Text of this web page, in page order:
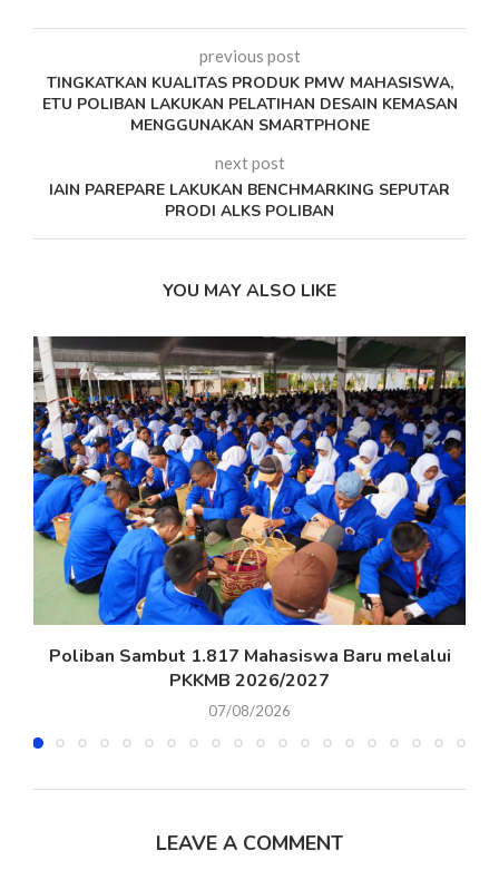
previous post
TINGKATKAN KUALITAS PRODUK PMW MAHASISWA,
ETU POLIBAN LAKUKAN PELATIHAN DESAIN KEMASAN
MENGGUNAKAN SMARTPHONE
next post
IAIN PAREPARE LAKUKAN BENCHMARKING SEPUTAR
PRODI ALKS POLIBAN
YOU MAY ALSO LIKE
Poliban Sambut 1.817 Mahasiswa Baru melalui
PKKMB 2026/2027
07/08/2026
LEAVE A COMMENT